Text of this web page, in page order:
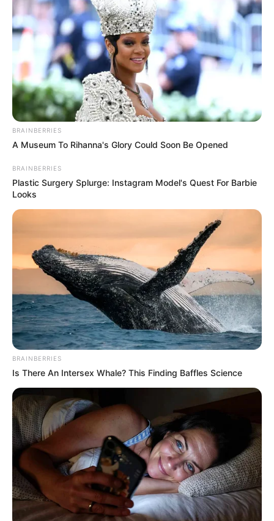
Minami RESCENE
fans love
VOTE
Tanggal Lahir:
29 November2006
Tempat Lahir:
Chiba,Jepang
Umur:
19 Tahun
Profesi:
Penyanyi
Edit
Minami RESCENE adalah seorang penyanyi yang berasal dari
Chiba, Jepang.
Ia dikenal sebagai member RESCENE yang debut di tahun 2024.
BRAINBERRIES
A Museum To Rihanna's Glory Could Soon Be Opened
BRAINBERRIES
Plastic Surgery Splurge: Instagram Model's Quest For Barbie
Looks
BRAINBERRIES
Is There An Intersex Whale? This Finding Baffles Science